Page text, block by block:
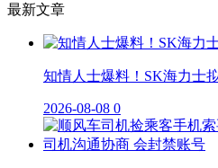
最新文章
知情人士爆料！SK海力士
2026-08-08 0